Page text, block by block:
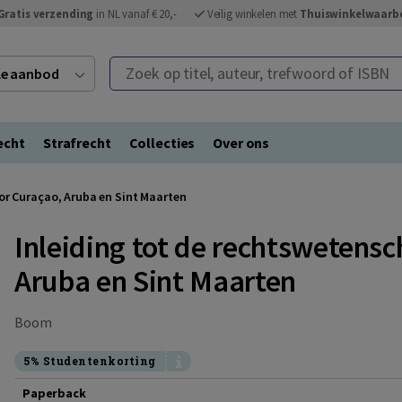
verzending in NL vanaf € 20,- Veilig winkelen met
aanbod Zoek op titel, auteur, trefwoord of ISBN
Strafrecht Collecties Over ons
Curaçao, Aruba en Sint Maarten
Inleiding tot de
Aruba en Sint Maarten
Boom
5% Studentenkorting
Paperback